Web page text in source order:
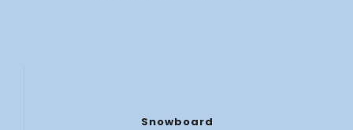
Snowboard